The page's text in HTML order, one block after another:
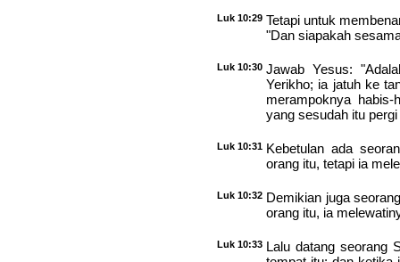
Luk 10:29 Tetapi untuk
"Dan siapakah
Luk 10:30 Jawab Yesus:
Yerikho; ia jatuh ke
merampoknya
yang sesudah itu
Luk 10:31 Kebetulan ada
orang itu, tetapi ia
Luk 10:32 Demikian juga
orang itu, ia
Luk 10:33 Lalu datang seorang